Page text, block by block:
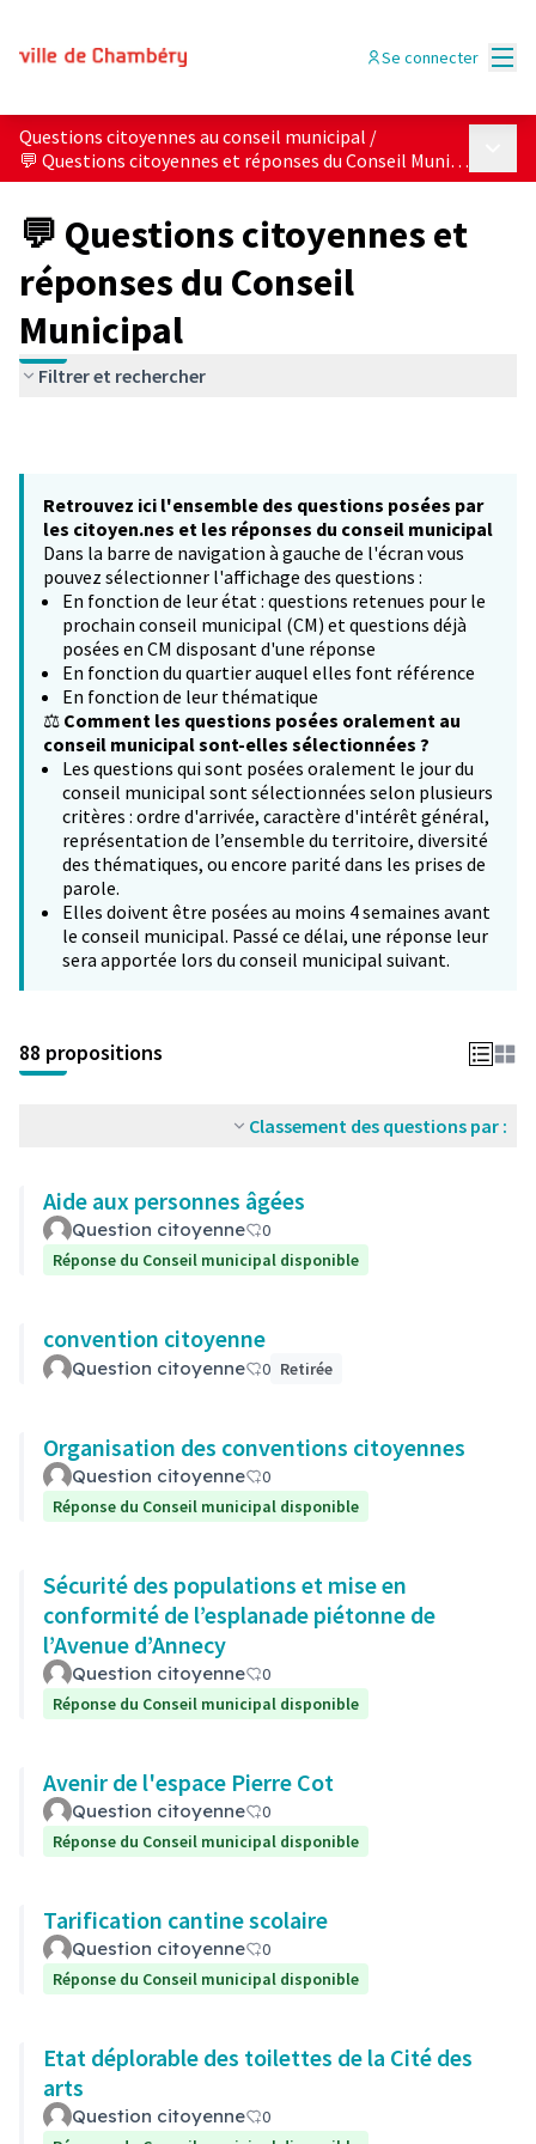
Se connecter
Questions citoyennes au conseil municipal /
💬 Questions citoyennes et réponses du Conseil Municipal
💬 Questions citoyennes et
réponses du Conseil
Municipal
Filtrer et rechercher
Retrouvez ici l'ensemble des questions posées par
les citoyen.nes et les réponses du conseil municipal
Dans la barre de navigation à gauche de l'écran vous
pouvez sélectionner l'affichage des questions :
En fonction de leur état : questions retenues pour le
prochain conseil municipal (CM) et questions déjà
posées en CM disposant d'une réponse
En fonction du quartier auquel elles font référence
En fonction de leur thématique
⚖️ Comment les questions posées oralement au
conseil municipal sont-elles sélectionnées ?
Les questions qui sont posées oralement le jour du
conseil municipal sont sélectionnées selon plusieurs
critères : ordre d'arrivée, caractère d'intérêt général,
représentation de l’ensemble du territoire, diversité
des thématiques, ou encore parité dans les prises de
parole.
Elles doivent être posées au moins 4 semaines avant
le conseil municipal. Passé ce délai, une réponse leur
sera apportée lors du conseil municipal suivant.
88 propositions
Classement des questions par :
Aide aux personnes âgées
Question citoyenne
0
Réponse du Conseil municipal disponible
convention citoyenne
Question citoyenne 0 Retirée
Organisation des conventions citoyennes
Question citoyenne
0
Réponse du Conseil municipal disponible
Sécurité des populations et mise en
conformité de l’esplanade piétonne de
l’Avenue d’Annecy
Question citoyenne
0
Réponse du Conseil municipal disponible
Avenir de l'espace Pierre Cot
Question citoyenne
0
Réponse du Conseil municipal disponible
Tarification cantine scolaire
Question citoyenne
0
Réponse du Conseil municipal disponible
Etat déplorable des toilettes de la Cité des
arts
Question citoyenne
0